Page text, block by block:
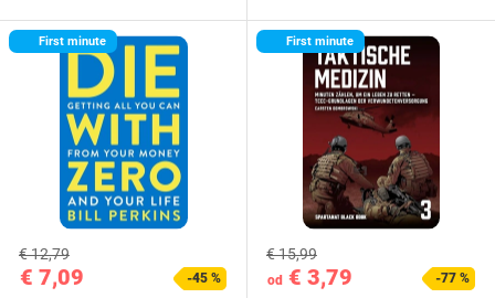
First minute
€ 7,09
€ 12,79
-45 %
First minute
od € 3,79
€ 15,99
-77 %